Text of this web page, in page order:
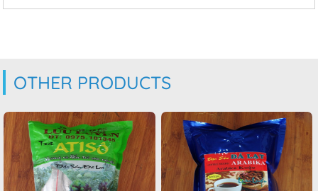
OTHER PRODUCTS